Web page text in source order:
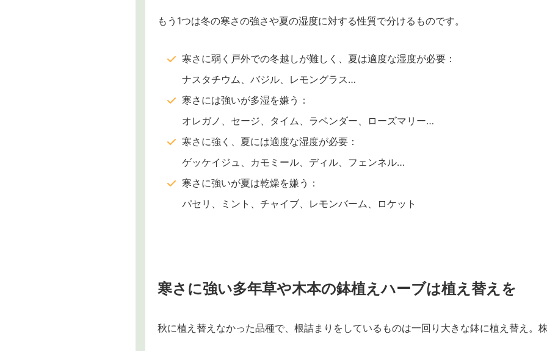
もう1つは冬の寒さの強さや夏の湿度に対する性質で分けるものです。
寒さに弱く戸外での冬越しが難しく、夏は適度な湿度が必要：
ナスタチウム、バジル、レモングラス…
寒さには強いが多湿を嫌う：
オレガノ、セージ、タイム、ラベンダー、ローズマリー…
寒さに強く、夏には適度な湿度が必要：
ゲッケイジュ、カモミール、ディル、フェンネル…
寒さに強いが夏は乾燥を嫌う：
パセリ、ミント、チャイブ、レモンバーム、ロケット
寒さに強い多年草や木本の鉢植えハーブは植え替えを
秋に植え替えなかった品種で、根詰まりをしているものは一回り大きな鉢に植え替え。株